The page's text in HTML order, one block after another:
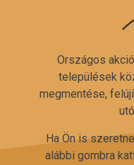
Országos
települések
megmentése,
Ha Ön is
alábbi gombra